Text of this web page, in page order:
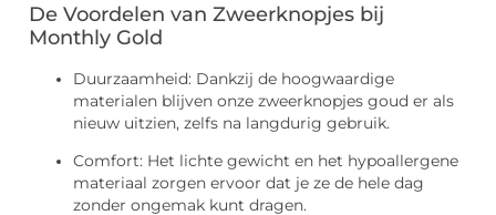
De Voordelen van Zweerknopjes bij
Monthly Gold
Duurzaamheid: Dankzij de hoogwaardige
materialen blijven onze zweerknopjes goud er als
nieuw uitzien, zelfs na langdurig gebruik.
Comfort: Het lichte gewicht en het hypoallergene
materiaal zorgen ervoor dat je ze de hele dag
zonder ongemak kunt dragen.